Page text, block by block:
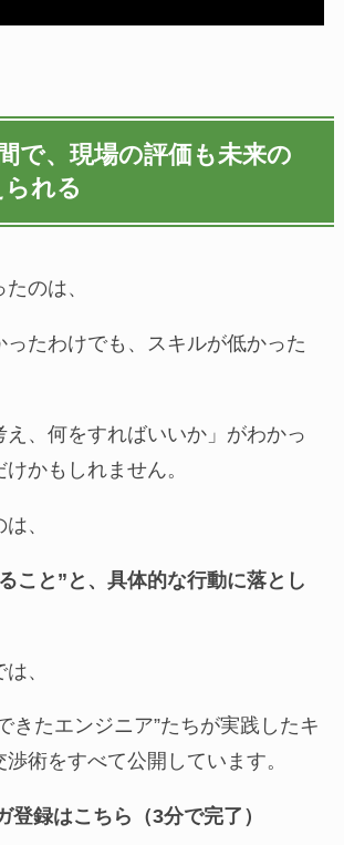
で、現場の評価も未来の
れる
のは、
ったわけでも、スキルが低かった
え、何をすればいいか」がわかっ
かもしれません。
、
こと”と、具体的な行動に落とし
、
きたエンジニア”たちが実践したキ
術をすべて公開しています。
登録はこちら（3分で完了）